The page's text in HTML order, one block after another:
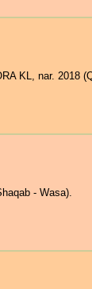
KL, nar. 2018
- Wasa).